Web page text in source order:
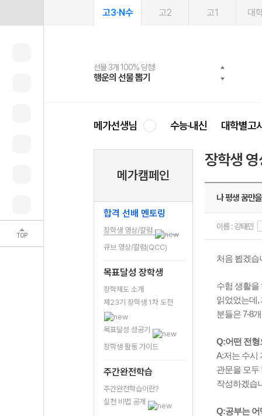
TOP
고3·N수 고2 고1 대
선물 3개 100% 당첨!
행운의 선물 뽑기
선물 100% 증정!
메가스터디 X 올리브
여름방학 스터디 캐시백
메가런 썸머스쿨
2027 러셀 단과
강사 공개선발
스마트러닝앱
설문 EVENT
메가패스
3일 무료 체험권
메가패스 수강생 무료혜택!
메가클럽 멤버십
사회공헌 캠페인
희망이룸 메가나눔
메가선생님 수능·내신 대학별고
메가캠페인
합격 선배 멘토링
장학생 영상/칼럼
큐브 영상/칼럼(QCC)
목표달성 장학생
장학제도 소개
제23기 장학생 1차 도전
목표달성 성공기
장학생 활동 가이드
주간완전학습
주간완전학습이란?
실천 비법 공개
장학생
나 평생 꿈만
이름 : 강태민
처음 뵙겠습
수험 생활을
읽었었는데,
분들은 7-8
Q:어떤 전
A:저는 수시
관문을 모두
작성하겠습
Q:공부는